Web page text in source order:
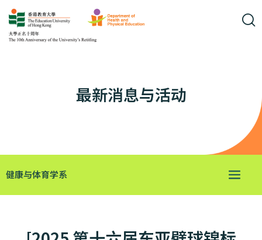
最新消息与活动
健康与体育学系